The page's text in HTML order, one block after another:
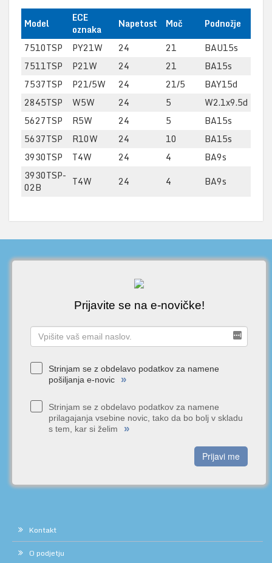
Model
ECE
oznaka
Napetost Moč
Podnožje
7510TSP
PY21W 24 21
BAU15s
7511TSP
P21W 24 21
BA15s
7537TSP
P21/5W 24 21/5
BAY15d
2845TSP
W5W 24 5
W2.1x9.5d
5627TSP
R5W 24 5
BA15s
5637TSP
R10W 24 10
BA15s
3930TSP
T4W 24 4
BA9s
3930TSP-
02B
T4W 24 4 BA9s
Prijavite se na e-novičke!
Strinjam se z obdelavo podatkov za namene
pošiljanja e-novic
»
Strinjam se z obdelavo podatkov za namene
prilagajanja vsebine novic, tako da bo bolj v skladu
s tem, kar si želim
»
Prijavi me
Kontakt
O podjetju